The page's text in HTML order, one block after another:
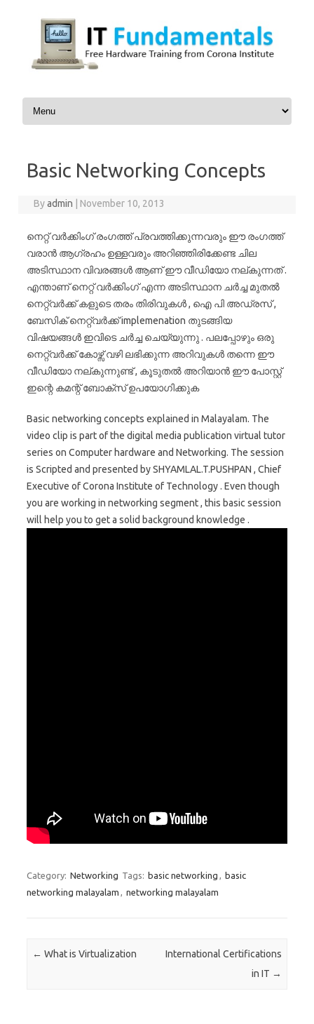
Skip to content
Basic Networking Concepts
Byadmin November 10, 2013
നെറ്റ് വർക്കിംഗ്‌ രംഗത്ത് പ്രവത്തിക്കുന്നവരും ഈ രംഗത്ത്
വരാൻ ആഗ്രഹം ഉള്ളവരും അറിഞ്ഞിരിക്കേണ്ട ചില
അടിസ്ഥാന വിവരങ്ങൾ ആണ് ഈ വീഡിയോ നല്കുന്നത് .
എന്താണ് നെറ്റ് വർക്കിംഗ്‌ എന്ന അടിസ്ഥാന ചർച്ച മുതൽ
നെറ്റ്‌വർക്ക് കളുടെ തരം തിരിവുകൾ , ഐ പി അഡ്രസ്‌ ,
ബേസിക് നെറ്റ്‌വർക്ക് implemenation തുടങ്ങിയ
വിഷയങ്ങൾ ഇവിടെ ചർച്ച ചെയ്യുന്നു . പലപ്പോഴും ഒരു
നെറ്റ്‌വർക്ക് കോഴ്സ് വഴി ലഭിക്കുന്ന അറിവുകൾ തന്നെ ഈ
വീഡിയോ നല്കുന്നുണ്ട് , കൂടുതൽ അറിയാൻ ഈ പോസ്റ്റ്‌
ഇന്റെ കമന്റ്‌ ബോക്സ്‌ ഉപയോഗിക്കുക
Basic networking concepts explained in Malayalam. The
video clip is part of the digital media publication virtual tutor
series on Computer hardware and Networking. The session
is Scripted and presented by SHYAMLAL.T.PUSHPAN , Chief
Executive of Corona Institute of Technology . Even though
you are working in networking segment , this basic session
will help you to get a solid background knowledge .
Category: Networking Tags: basic networking , basic
networking malayalam , networking malayalam
Post navigation
← What is Virtualization
International Certifications
in IT →